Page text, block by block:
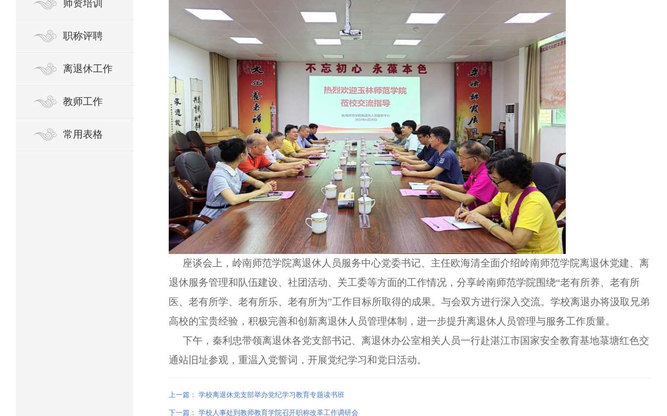
师资培训
职称评聘
离退休工作
教师工作
常用表格
座谈会上，岭南师范学院离退休人员服务中心党委书记、主任欧海清全面介绍岭南师范学院离退休党建、离
退休服务管理和队伍建设、社团活动、关工委等方面的工作情况，分享岭南师范学院围绕“老有所养、老有所
医、老有所学、老有所乐、老有所为”工作目标所取得的成果。与会双方进行深入交流。学校离退办将汲取兄弟
高校的宝贵经验，积极完善和创新离退休人员管理体制，进一步提升离退休人员管理与服务工作质量。
下午，秦利忠带领离退休各党支部书记、离退休办公室相关人员一行赴湛江市国家安全教育基地菉塘红色交
通站旧址参观，重温入党誓词，开展党纪学习和党日活动。
上一篇： 学校离退休党支部举办党纪学习教育专题读书班
下一篇： 学校人事处到教师教育学院召开职称改革工作调研会